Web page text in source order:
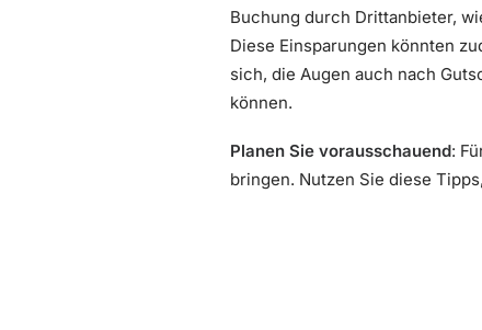
Buchung durch Drittanbieter,
Diese Einsparungen könnten
sich, die Augen auch nach
können.
Planen Sie vorausschauend:
bringen. Nutzen Sie diese